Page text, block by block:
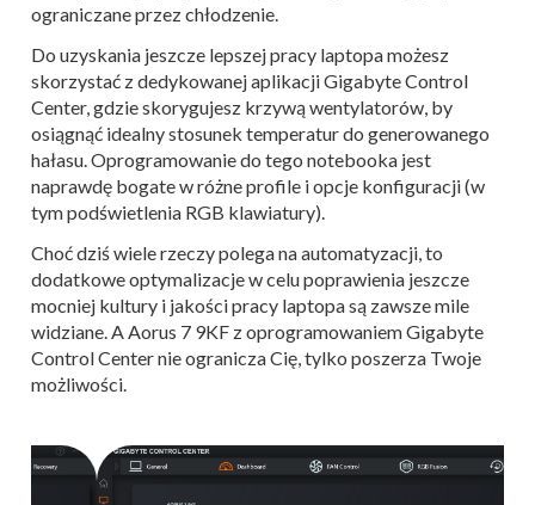
ograniczane przez chłodzenie.
Do uzyskania jeszcze lepszej pracy laptopa możesz
skorzystać z dedykowanej aplikacji Gigabyte Control
Center, gdzie skorygujesz krzywą wentylatorów, by
osiągnąć idealny stosunek temperatur do generowanego
hałasu. Oprogramowanie do tego notebooka jest
naprawdę bogate w różne profile i opcje konfiguracji (w
tym podświetlenia RGB klawiatury).
Choć dziś wiele rzeczy polega na automatyzacji, to
dodatkowe optymalizacje w celu poprawienia jeszcze
mocniej kultury i jakości pracy laptopa są zawsze mile
widziane. A Aorus 7 9KF z oprogramowaniem Gigabyte
Control Center nie ogranicza Cię, tylko poszerza Twoje
możliwości.